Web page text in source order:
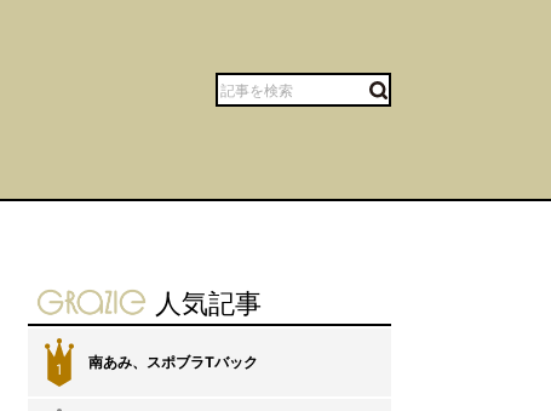
gravure-grazie
人気記事
1 南あみ、スポブラTバック